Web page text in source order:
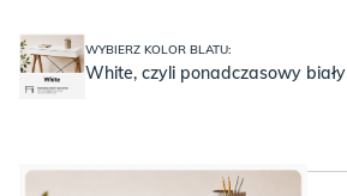
WYBIERZ KOLOR BLATU:
White, czyli ponadczasowy biały